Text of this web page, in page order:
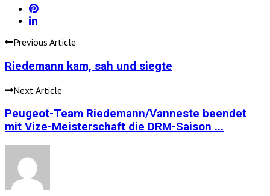
Previous Article
Riedemann kam, sah und siegte
Next Article
Peugeot-Team Riedemann/Vanneste beendet
mit Vize-Meisterschaft die DRM-Saison ...